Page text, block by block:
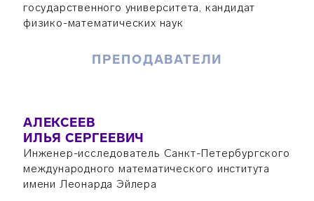
государственного университета, кандидат
физико-математических наук
ПРЕПОДАВАТЕЛИ
АЛЕКСЕЕВ
ИЛЬЯ СЕРГЕЕВИЧ
Инженер-исследователь Санкт-Петербургского
международного математического института
имени Леонарда Эйлера